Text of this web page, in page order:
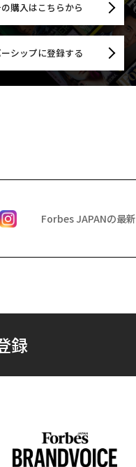
購入はこちらから
シップに登録する
Forbes JAPANの最
録